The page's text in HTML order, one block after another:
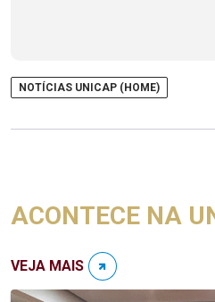
NOTÍCIAS UNICAP (HOME)
ACONTECE NA
VEJA MAIS